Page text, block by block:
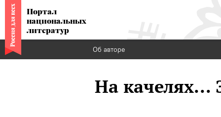
Портал
национальных
литератур
Об авторе
На качелях...